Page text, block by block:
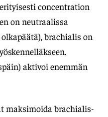
concentration
on neutraalissa
brachialis on
aktivoi enemmän
maksimoida brachialis-